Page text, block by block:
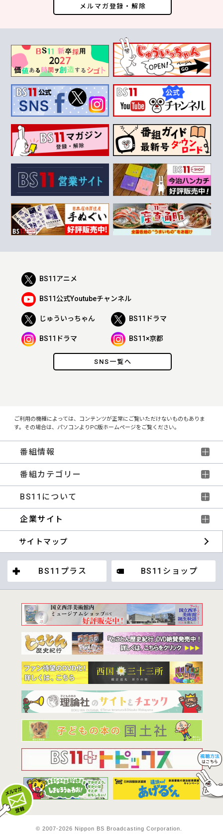
メルマガ登録・解除
SNS一覧へ
BS11アニメ
BS11公式Youtubeチャンネル
じゅういっちゃん BS11ドラマ
BS11ドラマ BS11×京都
ご利用の機種によっては、コンテンツが正常にご覧いただけないものもありま
す。その場合は、パソコンよりPC版ホームページをご覧ください。
番組情報
番組カテゴリー
BS11について
企業サイト
サイトマップ
BS11プラス BS11ショップ
© 2007-2026 Nippon BS Broadcasting Corporation.